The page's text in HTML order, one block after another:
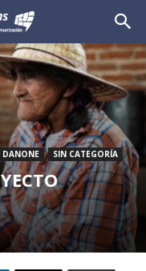
DANONE SIN CATEGORÍA